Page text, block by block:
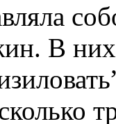
В